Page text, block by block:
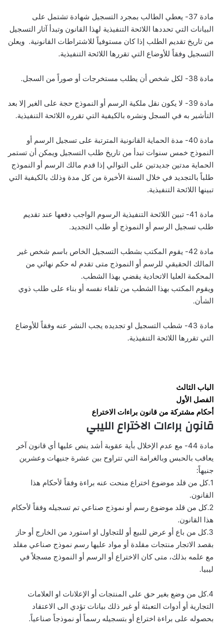
مادة 37- يعطي الطالب بمجرد التسجيل شهادة تشتمل على
البيانات التي تحددها اللائحة التنفيذية لهذا القانون وتبدأ آثار التسجيل
من تاريخ تقديم الطلب إذا كان مستوفياً للاشتراطات القانونية. ويعلن
التسجيل وفقاً للأوضاع التي تقررها اللائحة التنفيذية.
مادة 38- لكل شخص أن يطلب مستخرجات أو صوراً من السجل.
مادة 39- لا يكون نقل ملكية الرسم أو النموذج حجة على الغير إلا بعد
التأشير به في السجل ونشره بالكيفية التي تقرره اللائحة التنفيذية.
مادة 40- مدة الحماية القانونية المترتبة على تسجيل الرسم أو
النموذج خمس سنوات تبدأ من تاريخ طلب التسجيل ويمكن أن تستمر
الحماية مدتين جديدتين على التوالي إذا قدم مالك الرسم أو النموذج
طلباً بالتجديد في خلال السنة الأخيرة من كل مدة وذلك بالكيفية التي
تبينها اللائحة التنفيذية.
مادة 41- تبين اللائحة التنفيذية الرسوم الواجب دفعها عند تقديم
طلب تسجيل الرسم أو النموذج أو طلب التجديد.
مادة 42- يقوم المكتب بشطب التسجيل الخاص باسم شخص غير
المالك الحقيقي للرسم أو النموذج متى تقدم له حكم نهائي من
المحكمة العليا الاتحادية يقضي بهذا الشطب.
ويقوم المكتب بهذا الشطب من تلقاء نفسه أو بناء على طلب ذوي
الشأن.
مادة 43- شطب التسجيل او تجديده يجب النشر عنه وفقاً للأوضاع
التي تقررها اللائحة التنفيذية.
الباب الثالث
الفصل الأول
أحكام مشتركة من قانون براءات الاختراع
قانون براءات الاختراع الليبي
مادة 44- مع عدم الإخلال بأية عقوبة أشد ينص عليها أي قانون آخر
يعاقب بالحبس وبالغرامة التي تتراوح بين عشرة جنيهات وعشرين
جنيهاً:
1.كل من قلد موضوع اختراع منحت عنه براءة وفقاً لأحكام هذا
القانون.
2.كل من قلد موضوع رسم أو نموذج صناعي تم تسجيله وفقاً لأحكام
هذا القانون.
3.كل من باع أو عرض للبيع أو للتجاول او استورد من الخارج أو حاز
بقصد الاتجار منتجات مقلدة أو مواد عليها رسم نموذج صناعي مقلد
مع علمه بذلك، متى كان الاختراع أو الرسم أو النموذج مسجلاً في
ليبيا.
4.كل من وضع بغير حق على المنتجات أو الإعلانات او العلامات
التجارية أو أدوات التعبئة أو غير ذلك بيانات تؤدي الى الاعتقاد
بحصوله على براءة اختراع أو بتسجيله رسماً أو نموذجاً صناعياً.